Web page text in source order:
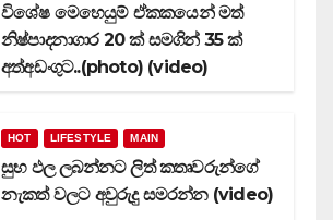
විශේෂ මෙහෙයුම් ඒකකයෙන් මත්
නිෂ්පාදනාගාර 20 ක් සමගින් 35 ක්
අත්අඩංගුට..(photo) (video)
HOT LIFESTYLE MAIN
සුභ ඵල ලබන්නට ලිත් කතෘවරුන්ගේ
නැකත් වලට අවුරුදු සමරන්න (video)